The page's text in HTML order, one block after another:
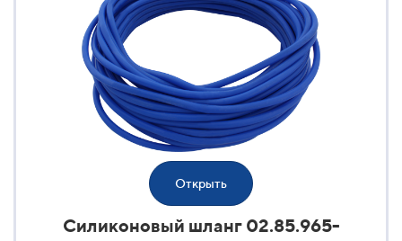
Открыть
Силиконовый шланг 02.85.965-